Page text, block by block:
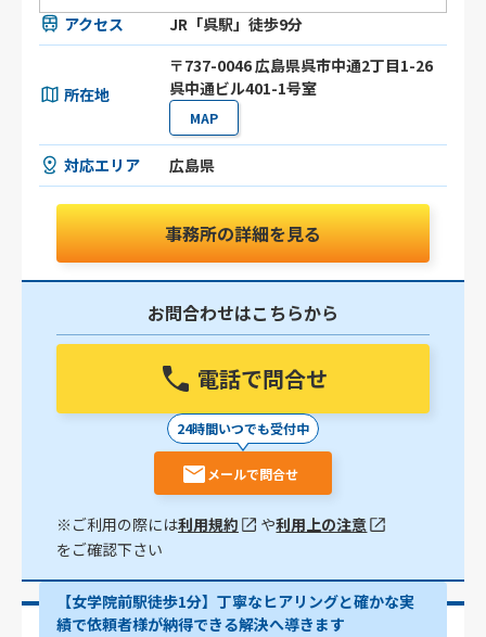
アクセス JR「呉駅」徒歩9分
所在地
〒737-0046 広島県呉市中通2丁目1-26
呉中通ビル401-1号室
MAP
対応エリア 広島県
事務所の詳細を見る
お問合わせはこちらから
電話で問合せ
24時間いつでも受付中
メールで問合せ
※ご利用の際には利用規約 や利用上の注意
をご確認下さい
【女学院前駅徒歩1分】丁寧なヒアリングと確かな実
績で依頼者様が納得できる解決へ導きます